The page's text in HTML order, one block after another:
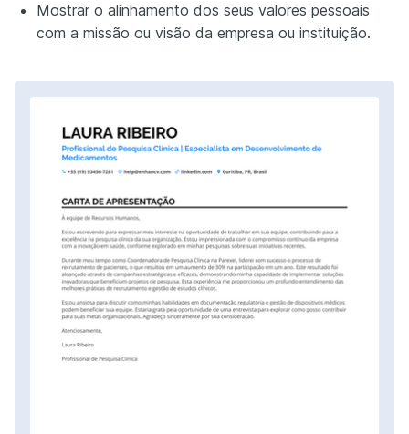
Mostrar o alinhamento dos seus valores pessoais
com a missão ou visão da empresa ou instituição.